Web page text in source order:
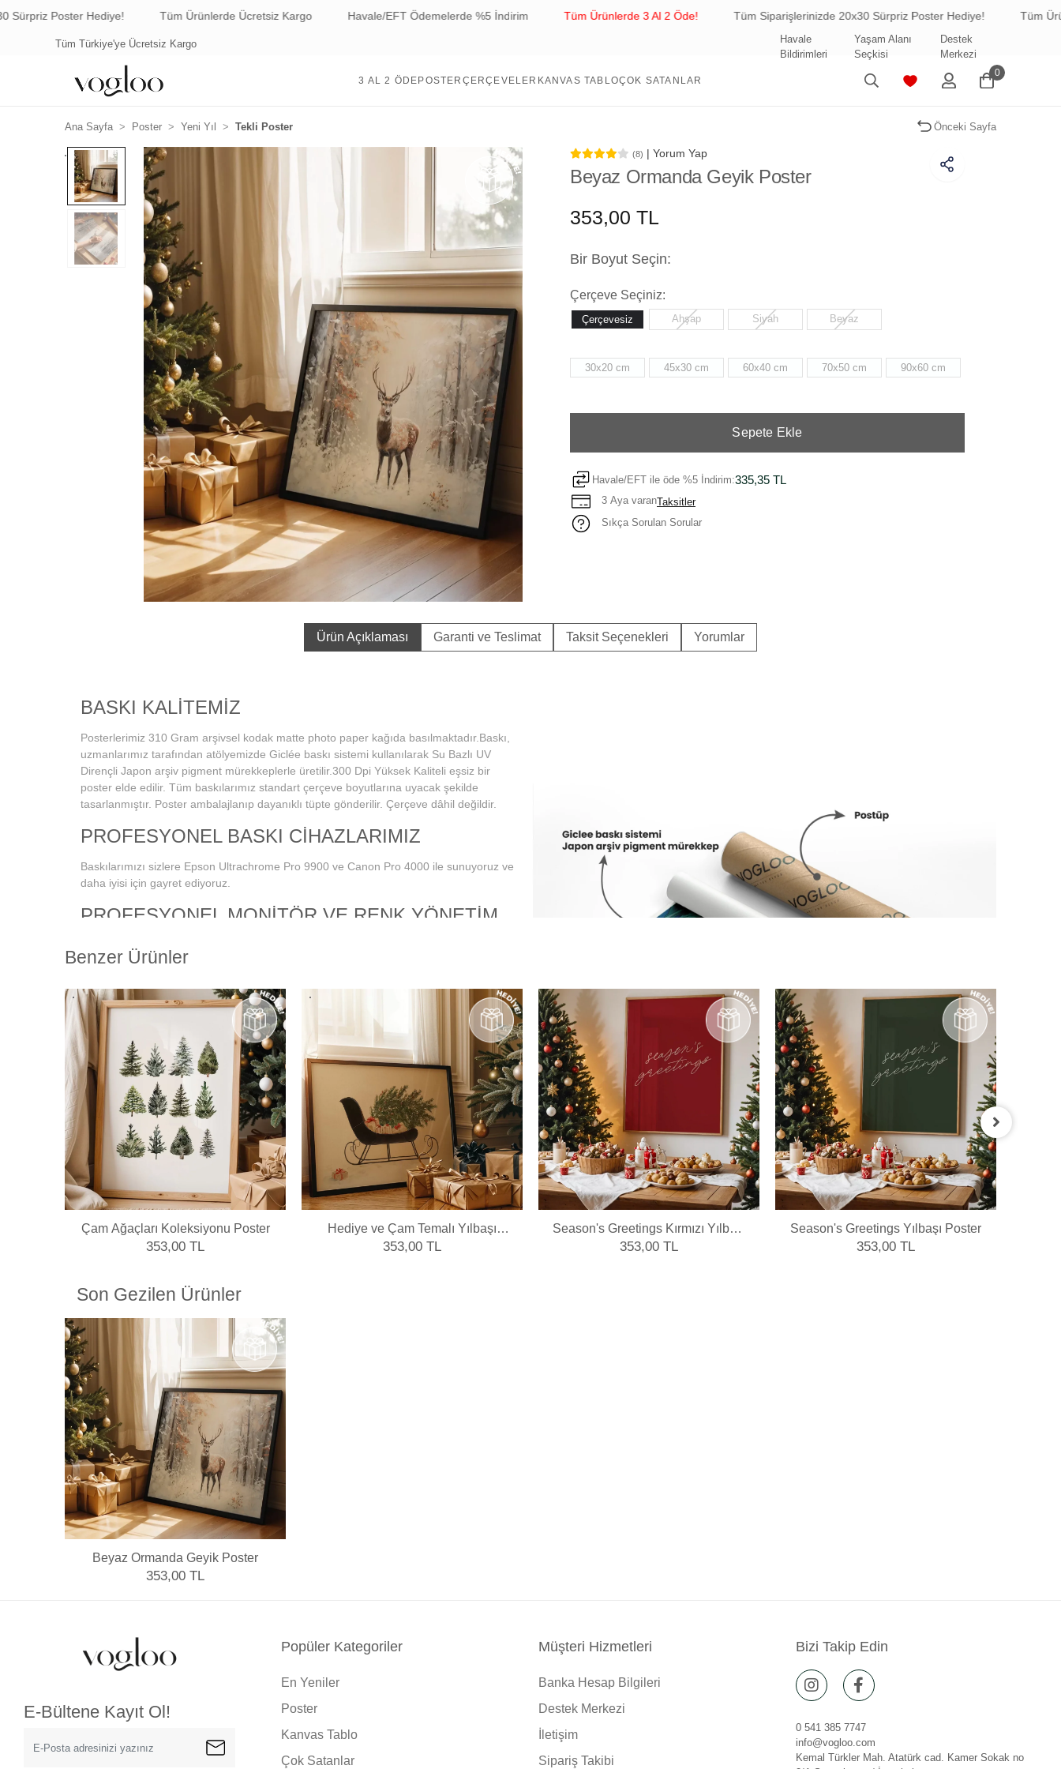
Hediye! Tüm Ürünlerde Ücretsiz Kargo Havale/EFT Ödemelerde %5 İndirim Tüm Ürünlerde 3 Al 2 Öde! Tüm Siparişlerinizde 20x30 Sürpriz Poster Hediye! Tüm Ürünlerde
Tüm Türkiye'ye Ücretsiz Kargo
Havale
Bildirimleri
Yaşam Alanı
Seçkisi
Destek
Merkezi
3 AL 2 ÖDEPOSTER ÇERÇEVELER KANVAS TABLOÇOK SATANLAR
0
Ana Sayfa Poster Yeni Yıl Tekli Poster Önceki Sayfa
(8) | Yorum Yap
Beyaz Ormanda Geyik Poster
353,00 TL
Bir Boyut Seçin:
Çerçeve Seçiniz:
Çerçevesiz Ahşap Siyah Beyaz
30x20 cm 45x30 cm 60x40 cm 70x50 cm 90x60 cm
Sepete Ekle
Havale/EFT ile öde %5 İndirim:335,35 TL
3 Aya varanTaksitler
Sıkça Sorulan Sorular
Ürün Açıklaması Garanti ve Teslimat Taksit Seçenekleri Yorumlar
BASKI KALİTEMİZ
Posterlerimiz 310 Gram arşivsel kodak matte photo paper kağıda basılmaktadır.Baskı,
uzmanlarımız tarafından atölyemizde Giclée baskı sistemi kullanılarak Su Bazlı UV
Dirençli Japon arşiv pigment mürekkeplerle üretilir.300 Dpi Yüksek Kaliteli eşsiz bir
poster elde edilir. Tüm baskılarımız standart çerçeve boyutlarına uyacak şekilde
tasarlanmıştır. Poster ambalajlanıp dayanıklı tüpte gönderilir. Çerçeve dâhil değildir.
PROFESYONEL BASKI CİHAZLARIMIZ
Baskılarımızı sizlere Epson Ultrachrome Pro 9900 ve Canon Pro 4000 ile sunuyoruz ve
daha iyisi için gayret ediyoruz.
PROFESYONEL MONİTÖR VE RENK YÖNETİM
Dijital fotoğraf baskı teknolojisi başladığından bu yana doğru ve istenilen baskı
şekilde yapılmış olmasına bağlıdır. Bu da profesyonel monitör kullanımını
gerektirmektedir. Kullanmış olduğumuz Eizo monitörlerde düzenli aralıklarla renk
kalibrasyonu yapılmakta ve ekrandaki fotoğraf renkleri baskıda en doğru şekilde
çıkmaktadır. Ayrıca kullandığımız tüm kağıtlarımız için en hassas ve eşsiz renk
profillerini atölyemizde kendimiz yapmaktayız.
Benzer Ürünler
Çam Ağaçları Koleksiyonu Poster
353,00 TL
Hediye ve Çam Temalı Yılbaşı
Poster
353,00 TL
Season's Greetings Kırmızı Yılbaşı
Poster
353,00 TL
Season's Greetings Yılbaşı Poster
353,00 TL
Son Gezilen Ürünler
Beyaz Ormanda Geyik Poster
353,00 TL
E-Bültene Kayıt Ol!
Popüler Kategoriler
En Yeniler
Poster
Kanvas Tablo
Çok Satanlar
Müşteri Hizmetleri
Banka Hesap Bilgileri
Destek Merkezi
İletişim
Sipariş Takibi
Bizi Takip Edin
0 541 385 7747
info@vogloo.com
Kemal Türkler Mah. Atatürk cad. Kamer Sokak no